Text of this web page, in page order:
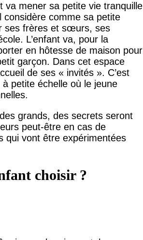
va mener sa petite vie tranquille
considère comme sa petite
ses frères et sœurs, ses
L’enfant va, pour la
en hôtesse de maison pour
garçon. Dans cet espace
de ses « invités ». C’est
petite échelle où le jeune
grands, des secrets seront
peut-être en cas de
qui vont être expérimentées
choisir ?